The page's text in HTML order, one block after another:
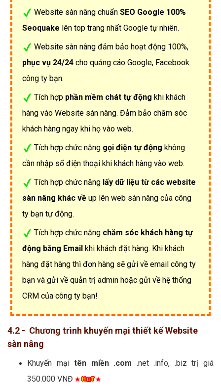
Website sàn nâng chuẩn SEO Google 100%
Seoquake lên top trang nhất Google tự nhiên.
Website sàn nâng đảm bảo hoạt động 100%,
phục vụ 24/24 cho quảng cáo Google, Facebook
công ty bạn.
Tích hợp phần mềm chát tự động khi khách
hàng vào Website sàn nâng. Đảm bảo chăm sóc
khách hàng ngay khi họ vào web.
Tích hợp chức năng gọi điện tự động không
cần nhập số điện thoại khi khách hàng vào web.
Tích hợp chức năng lấy dữ liệu từ các website
sàn nâng khác về up lên web sàn nâng của công
ty bạn tự động.
Tích hợp chức năng chăm sóc khách hàng tự
động bằng Email khi khách đặt hàng. Khi khách
hàng đặt hàng thì đơn hàng sẽ gửi về email công ty
bạn và gửi về quản trị admin hoặc gửi về hệ thống
CRM của công ty bạn!
4.2 - Chương trình khuyến mại thiết kế Website
sàn nâng
Khuyến mạitên miền .com .net .info, .biz trị giá
350.000 VNĐ